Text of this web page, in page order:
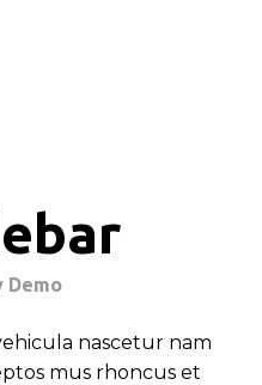
Demo
nascetur nam
mus rhoncus et